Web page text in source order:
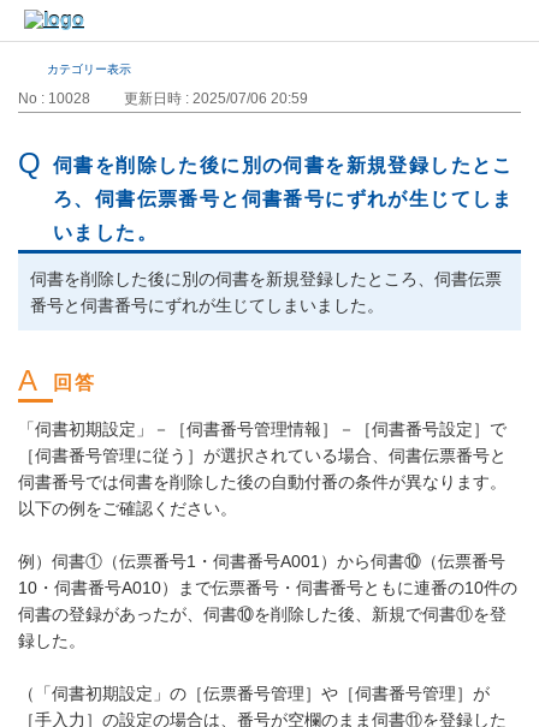
カテゴリー表示
No : 10028 更新日時 : 2025/07/06 20:59
伺書を削除した後に別の伺書を新規登録したとこ
ろ、伺書伝票番号と伺書番号にずれが生じてしま
いました。
伺書を削除した後に別の伺書を新規登録したところ、伺書伝票
番号と伺書番号にずれが生じてしまいました。
「伺書初期設定」－［伺書番号管理情報］－［伺書番号設定］で
［伺書番号管理に従う］が選択されている場合、伺書伝票番号と
伺書番号では伺書を削除した後の自動付番の条件が異なります。
以下の例をご確認ください。
例）伺書①（伝票番号1・伺書番号A001）から伺書⑩（伝票番号
10・伺書番号A010）まで伝票番号・伺書番号ともに連番の10件の
伺書の登録があったが、伺書⑩を削除した後、新規で伺書⑪を登
録した。
（「伺書初期設定」の［伝票番号管理］や［伺書番号管理］が
［手入力］の設定の場合は、番号が空欄のまま伺書⑪を登録した